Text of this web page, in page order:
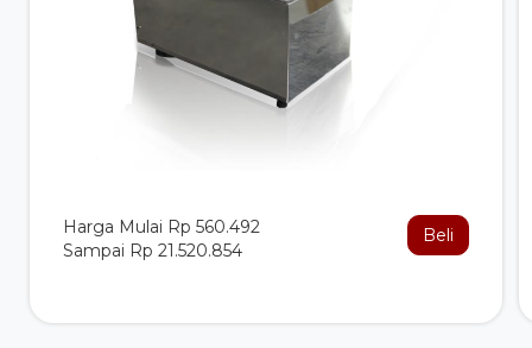
Harga Mulai Rp 560.492
Sampai Rp 21.520.854
Beli